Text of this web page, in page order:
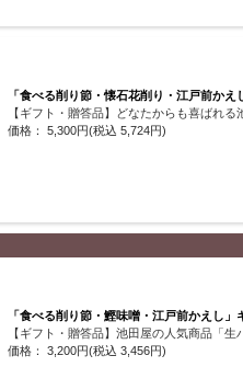
「食べる削り節・懐石花削り・江戸前かえ
【ギフト・贈答品】どなたからも喜ばれ
価格： 5,300円(税込 5,724円)
「食べる削り節・鰹味噌・江戸前かえし」
【ギフト・贈答品】池田屋の人気商品「
価格： 3,200円(税込 3,456円)